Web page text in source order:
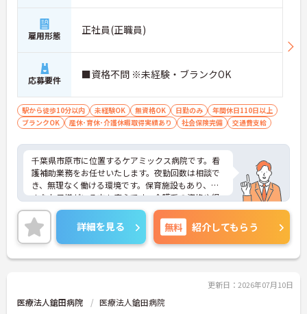
雇用形態 正社員(正職員)
応募要件 ■資格不問 ※未経験・ブランクOK
駅から徒歩10分以内 未経験OK 無資格OK 日勤のみ
年間休日110日以上
ブランクOK
産休･育休･介護休暇取得実績あり 社会保険完備 交通費支給
千葉県市原市に位置するケアミックス病院です。看
護補助業務をお任せいたします。夜勤回数は相談で
き、無理なく働ける環境です。保育施設もあり、小
さなお子様がいる方も安心です。介護系の資格や経
験がなくてもチャレンジいただけます。ご興味のあ
る方には、面接対策ポイントなど、さらに詳細をお
話しいたしますのでお気軽にご相談ください！
詳細を見る 無料 紹介してもらう
更新日：2026年07月10日
医療法人鎗田病院 医療法人鎗田病院